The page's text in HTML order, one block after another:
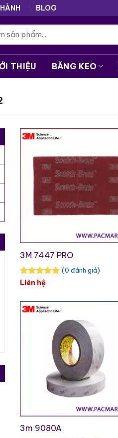
BLOG
THIỆU BĂNG KEO
3M 7447 PRO
(0 đánh giá)
Liên hệ
3m 9080A